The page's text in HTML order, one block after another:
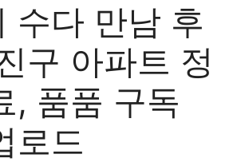
수다 만남 후
구 아파트 정
, 품품 구독
로드